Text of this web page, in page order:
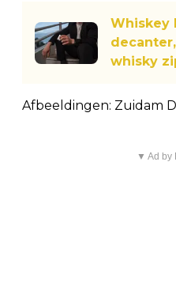
Whiskey
whisky
Afbeeldingen: Zuidam
▼ Ad by